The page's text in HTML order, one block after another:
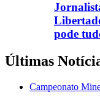
pode
Últimas
Campeonato